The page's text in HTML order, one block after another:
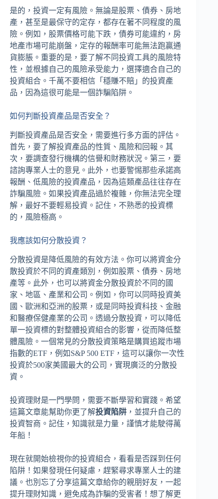
是的，投資一定有風險。無論是股票、債券、房地
產，甚至是最保守的定存，都存在著不同程度的風
險。例如，股票價格可能下跌，債券可能違約，房
地產市場可能崩盤，定存的報酬率可能無法跑贏通
貨膨脹。重要的是，要了解不同投資工具的風險特
性，並根據自己的風險承受能力，選擇適合自己的
投資組合。千萬不要相信「穩賺不賠」的投資產
品，因為這很可能是一個詐騙陷阱。
如何判斷投資產品是否安全？
判斷投資產品是否安全，需要進行多方面的評估。
首先，要了解投資產品的性質、風險和回報。其
次，要調查發行機構的信譽和財務狀況。第三，要
諮詢專業人士的意見。此外，也要警惕那些承諾高
報酬、低風險的投資產品，因為這類產品往往存在
詐騙風險。如果投資產品過於複雜，你無法完全理
解，最好不要輕易投資。記住，不熟悉的投資標
的，風險極高。
我應該如何分散投資？
分散投資是降低風險的有效方法。你可以將資金分
散投資於不同的資產類別，例如股票、債券、房地
產等。此外，也可以將資金分散投資於不同的國
家、地區、產業和公司。例如，你可以同時投資美
國、歐洲和亞洲的股票，或是同時投資科技、金融
和醫療保健產業的公司。透過分散投資，可以降低
單一投資標的對整體投資組合的影響，從而降低整
體風險。一個常見的分散投資策略是購買追蹤市場
指數的ETF，例如S&P 500 ETF，這可以讓你一次性
投資於500家美國最大的公司，實現廣泛的分散投
資。
投資理財是一門學問，需要不斷學習和實踐。希望
這篇文章能幫助你更了解投資陷阱 ，並提升自己的
投資智商。記住，知識就是力量，謹慎才能駛得萬
年船！
現在就開始檢視你的投資組合，看看是否踩到任何
陷阱！如果發現任何疑慮，趕緊尋求專業人士的建
議。也別忘了分享這篇文章給你的親朋好友，一起
提升理財知識，避免成為詐騙的受害者！想了解更